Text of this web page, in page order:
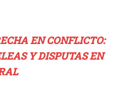
EN CONFLICTO:
Y DISPUTAS EN